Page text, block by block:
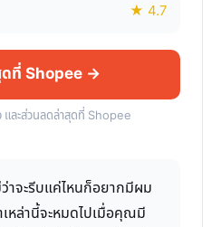
★ 4.7
ดที่ Shopee →
และส่วนลดล่าสุดที่ Shopee
าจะรีบแค่ไหนก็อยากมีผม
หล่านี้จะหมดไปเมื่อคุณมี